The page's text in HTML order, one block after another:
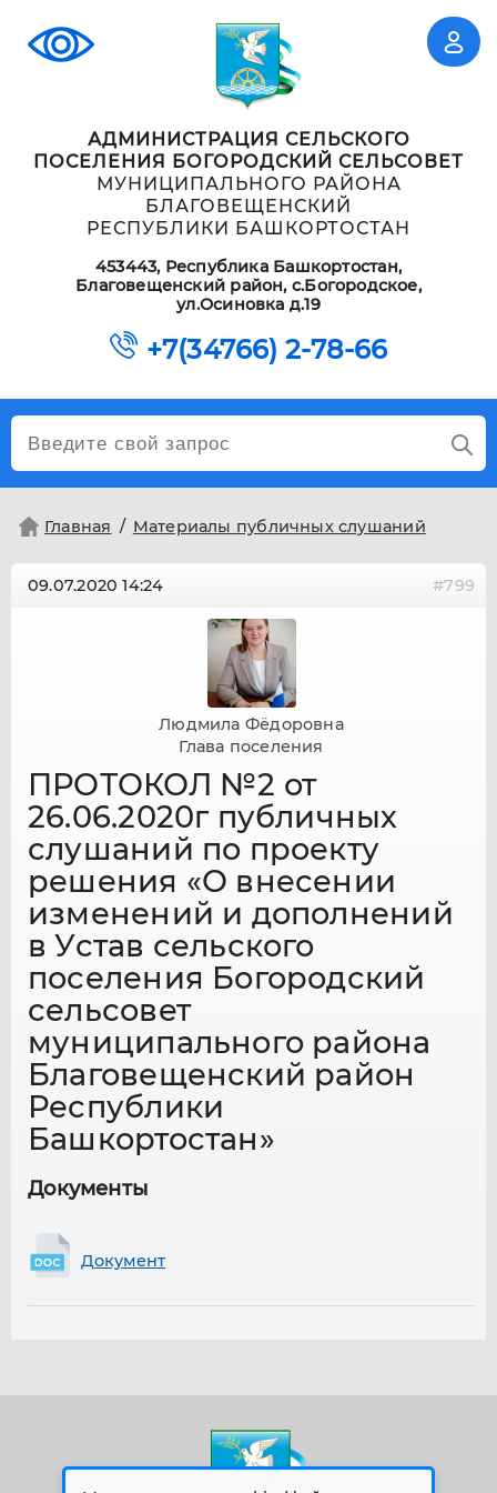
АДМИНИСТРАЦИЯ СЕЛЬСКОГО
ПОСЕЛЕНИЯ БОГОРОДСКИЙ СЕЛЬСОВЕТ
МУНИЦИПАЛЬНОГО РАЙОНА
БЛАГОВЕЩЕНСКИЙ
РЕСПУБЛИКИ БАШКОРТОСТАН
453443, Республика Башкортостан,
Благовещенский район, с.Богородское,
ул.Осиновка д.19
+7(34766) 2-78-66
Главная Материалы публичных слушаний
09.07.202014:24 #799
ПРОТОКОЛ №2 от
26.06.2020г публичных
слушаний по проекту
решения «О внесении
изменений и дополнений
в Устав сельского
поселения Богородский
сельсовет
муниципального района
Благовещенский район
Республики
Башкортостан»
Документы
Документ
Людмила Фёдоровна
Глава поселения